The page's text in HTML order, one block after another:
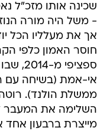
שכינה אותו מזכ"ל
- משל היה מורה
אך את מעלליו הכל
חוסר האמון כלפי
אי-אמת (בשיחה עם
ממשלת הולנד). רוטה
השלימה את המעבר
מייצרת ברבעון